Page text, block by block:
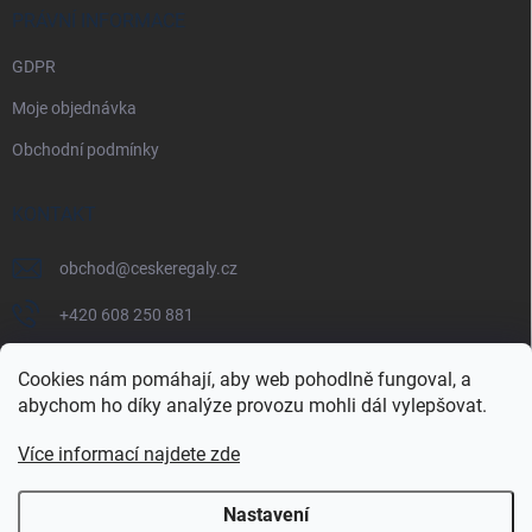
Cookies nám pomáhají, aby web pohodlně fungoval, a
abychom ho díky analýze provozu mohli dál vylepšovat.
Více informací najdete zde
Nastavení
PRÁVNÍ INFORMACE
GDPR
Moje objednávka
Obchodní podmínky
KONTAKT
obchod@ceskeregaly.cz
+420 608 250 881